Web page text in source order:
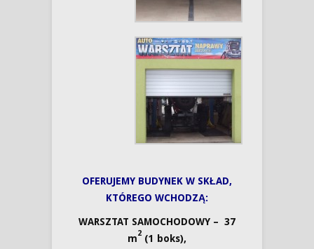
OFERUJEMY BUDYNEK W SKŁAD,
KTÓREGO WCHODZĄ:
WARSZTAT SAMOCHODOWY – 37
m2 (1 boks),